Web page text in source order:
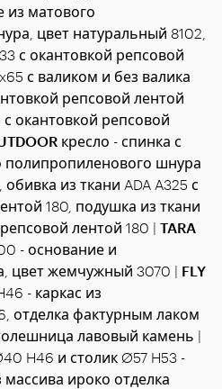
из матового
цвет натуральный 8102,
с окантовкой репсовой
с валиком и без валика
репсовой лентой
с окантовкой репсовой
кресло - спинка с
полипропиленового шнура
из ткани ADA A325 с
180, подушка из ткани
лентой 180 | TARA
- основание и
цвет жемчужный 3070 | FLY
- каркас из
отделка фактурным лаком
лавовый камень |
H46 и столик Ø57 H53 -
ироко отделка